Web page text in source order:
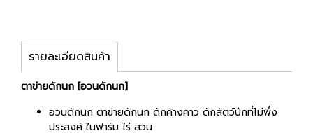
รายละเอียดสินค้า
ตาข่ายดักนก [อวนดักนก]
อวนดักนก ตาข่ายดักนก ดักค้างคาว ดักสัตว์ปีกที่ไม่พึ่ง
ประสงค์ ในฟาร์ม ไร่ สวน